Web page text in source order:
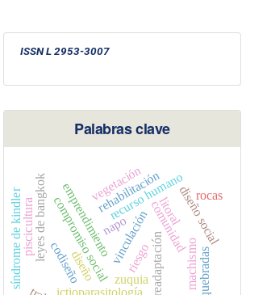
ISSN L 2953-3007
Palabras clave
comunidad
compromiso socialrecurso humano
rehabilitación
readaptación
leyes de bangkok
ictioparasitología
vinculación
napo
piscicultura emprendimiento
machismoquebradas
vegetación
diseño
diseño social
codiseño
síndrome de kindler zuquia
riesgo
litoral rocas